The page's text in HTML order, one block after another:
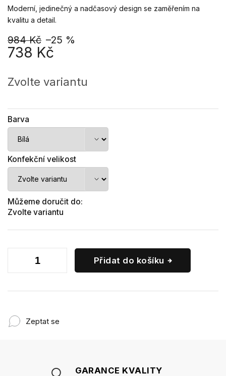
984 Kč –25 %
738 Kč
cena:
Zvolte variantu
Barva
Konfekční velikost
Můžeme doručit do:
Zvolte variantu
Přidat do košíku
Moderní, jedinečný a nadčasový design se zaměřením na
kvalitu a detail.
Zeptat se
GARANCE KVALITY